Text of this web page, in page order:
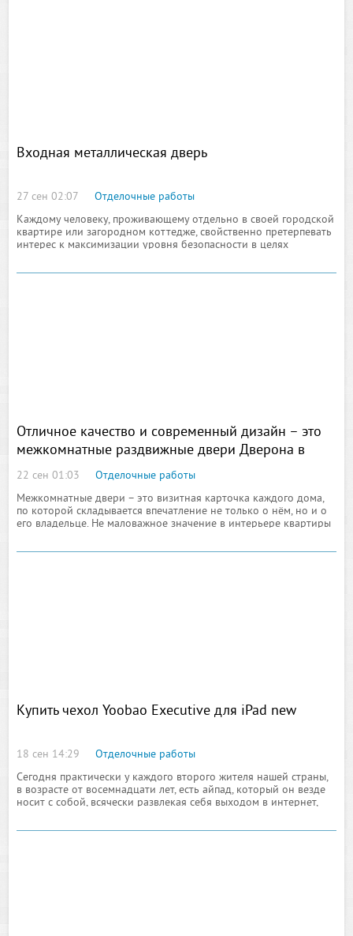
Входная металлическая дверь
27 сен 02:07
Отделочные работы
Каждому человеку, проживающему отдельно в своей городской
квартире или загородном коттедже, свойственно претерпевать
интерес к максимизации уровня безопасности в целях
проникновений несанкционированного
Отличное качество и современный дизайн – это
межкомнатные раздвижные двери Дверона в
Екатеринбурге
22 сен 01:03
Отделочные работы
Межкомнатные двери – это визитная карточка каждого дома,
по которой складывается впечатление не только о нём, но и о
его владельце. Не маловажное значение в интерьере квартиры
немало
Купить чехол Yoobao Executive для iPad new
18 сен 14:29
Отделочные работы
Сегодня практически у каждого второго жителя нашей страны,
в возрасте от восемнадцати лет, есть айпад, который он везде
носит с собой, всячески развлекая себя выходом в интернет,
устройство достаточно хрупкое